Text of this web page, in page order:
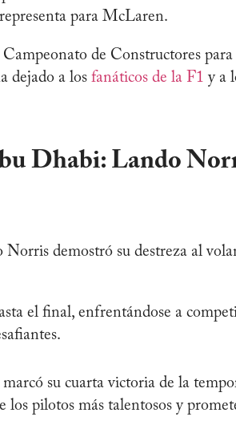
para McLaren.
de Constructores
dejado a los fanáticos de la F1 y a
Dhabi: Lando
demostró su destreza al
el final, enfrentándose a
su cuarta victoria de la
los pilotos más talentosos y